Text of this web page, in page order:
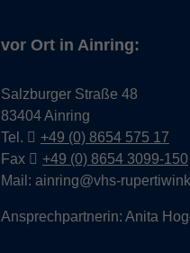
vor Ort in Ainring:
Salzburger Straße 48
83404 Ainring
Tel.
+49 (0) 8654 575 17
Fax
+49 (0) 8654 3099-150
Mail: ainring@vhs-
Ansprechpartnerin: Anita